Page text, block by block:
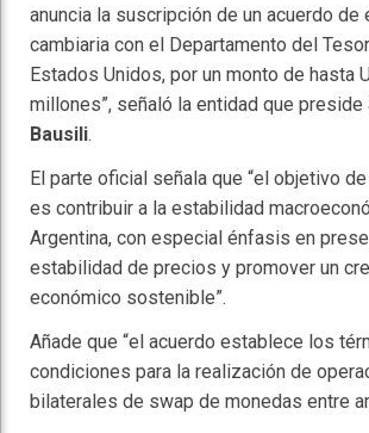
anuncia la suscripción de un acuerdo
cambiaria con el Departamento del
Estados Unidos, por un monto de hasta
millones”, señaló la entidad que preside
Bausili.
El parte oficial señala que “el objetivo
es contribuir a la estabilidad
Argentina, con especial énfasis en
estabilidad de precios y promover un
económico sostenible”.
Añade que “el acuerdo establece los
condiciones para la realización de
bilaterales de swap de monedas entre